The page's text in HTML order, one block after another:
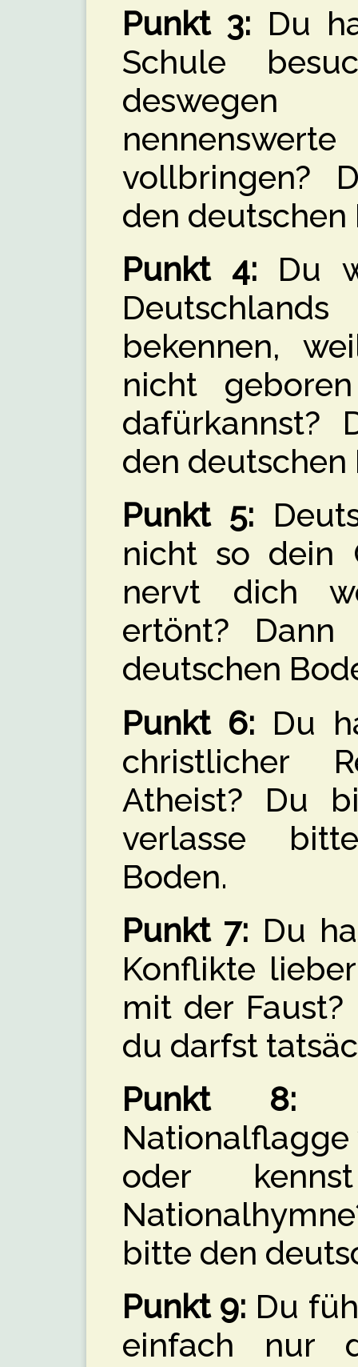
Punkt 3: Du
Schule
vollbringen?
den deutschen
Punkt 4: Du
bekennen,
nicht
dafürkannst?
den deutschen
Punkt 5:
nicht so dein
nervt dich
ertönt?
deutschen
Punkt 6: Du
christlicher
Atheist? Du
verlasse
Boden.
Punkt 7: Du
Konflikte
mit der Faust?
du darfst
Punkt 8:
oder
bitte den
Punkt 9: Du
einfach nur